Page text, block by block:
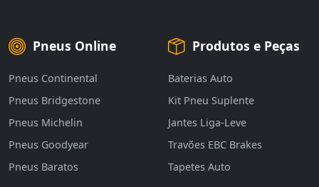
Pneus Online
Pneus Continental
Pneus Bridgestone
Pneus Michelin
Pneus Goodyear
Pneus Baratos
Produtos e Peças
Baterias Auto
Kit Pneu Suplente
Jantes Liga-Leve
Travões EBC Brakes
Tapetes Auto